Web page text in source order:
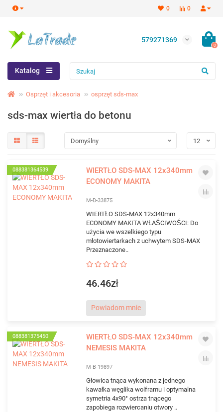
0
0
579271369
0
Katalog
Osprzęt i akcesoria osprzęt sds-max
sds-max wiertła do betonu
088381364539
WIERTŁO SDS-MAX 12x340mm
ECONOMY MAKITA
M-D-33875
WIERTŁO SDS-MAX 12x340mm
ECONOMY MAKITA WŁAŚCIWOŚCI: Do
użycia we wszelkiego typu
młotowiertarkach z uchwytem SDS-MAX
Przeznaczone..
46.46zł
Powiadom mnie
088381375450
WIERTŁO SDS-MAX 12x340mm
NEMESIS MAKITA
M-B-19897
Głowica tnąca wykonana z jednego
kawałka węglika wolframu i optymalna
symetria 4x90° ostrza tnącego
zapobiega rozwiercaniu otwory ..